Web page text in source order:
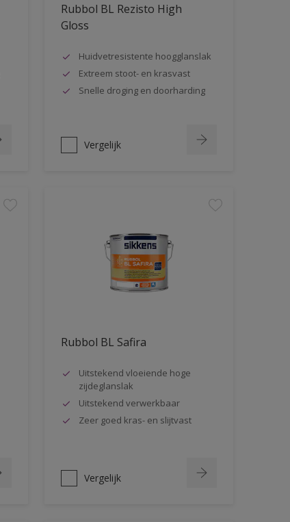
Rubbol BL Rezisto High
Gloss
Huidvetresistente hoogglanslak
Extreem stoot- en krasvast
Snelle droging en doorharding
Vergelijk
Rubbol BL Safira
Uitstekend vloeiende hoge
zijdeglanslak
Uitstekend verwerkbaar
Zeer goed kras- en slijtvast
Vergelijk